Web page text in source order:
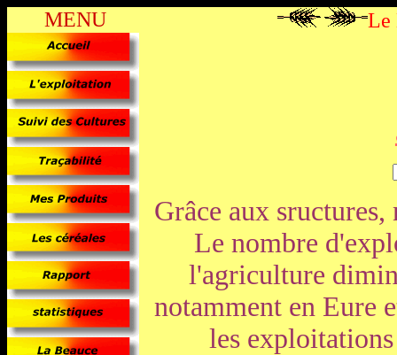
MENU Le
Grâce aux sructures,
Le nombre
l'agriculture
notamment en Eure
les